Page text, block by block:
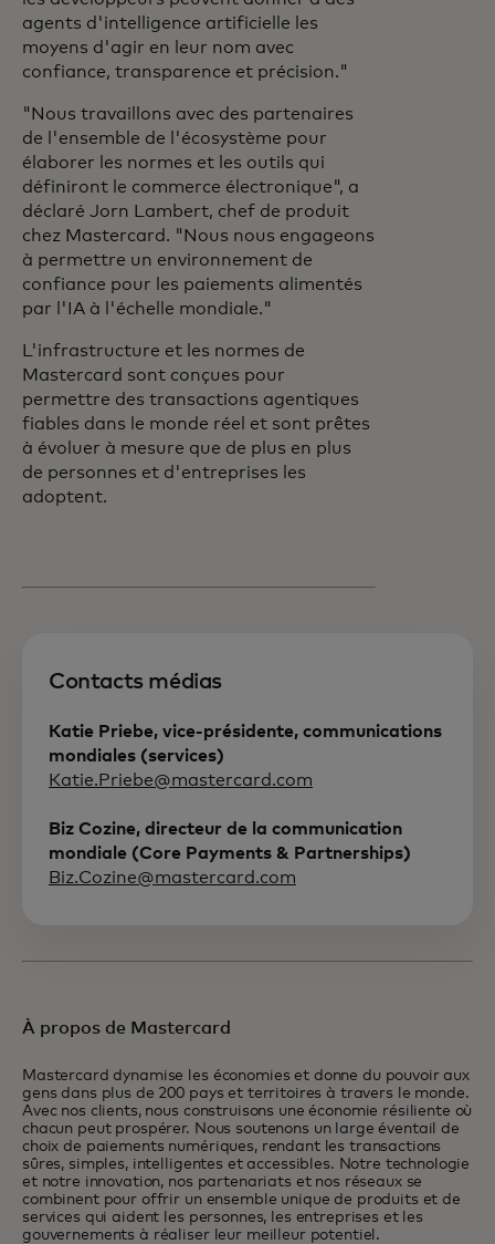
agents d'intelligence artificielle les
moyens d'agir en leur nom avec
confiance, transparence et précision."
"Nous travaillons avec des partenaires
de l'ensemble de l'écosystème pour
élaborer les normes et les outils qui
définiront le commerce électronique", a
déclaré Jorn Lambert, chef de produit
chez Mastercard. "Nous nous engageons
à permettre un environnement de
confiance pour les paiements alimentés
par l'IA à l'échelle mondiale."
L'infrastructure et les normes de
Mastercard sont conçues pour
permettre des transactions agentiques
fiables dans le monde réel et sont prêtes
à évoluer à mesure que de plus en plus
de personnes et d'entreprises les
adoptent.
Contacts médias
Katie Priebe, vice-présidente, communications
mondiales (services)
Katie.Priebe@mastercard.com
Biz Cozine, directeur de la communication
mondiale (Core Payments & Partnerships)
Biz.Cozine@mastercard.com
À propos de Mastercard
Mastercard dynamise les économies et donne du pouvoir aux
gens dans plus de 200 pays et territoires à travers le monde.
Avec nos clients, nous construisons une économie résiliente où
chacun peut prospérer. Nous soutenons un large éventail de
choix de paiements numériques, rendant les transactions
sûres, simples, intelligentes et accessibles. Notre technologie
et notre innovation, nos partenariats et nos réseaux se
combinent pour offrir un ensemble unique de produits et de
services qui aident les personnes, les entreprises et les
gouvernements à réaliser leur meilleur potentiel.